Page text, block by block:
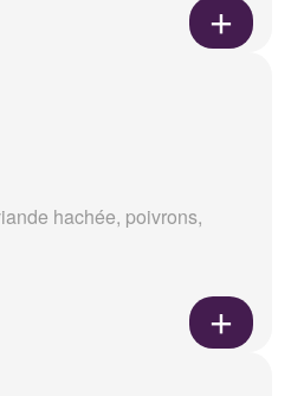
hachée, poivrons,